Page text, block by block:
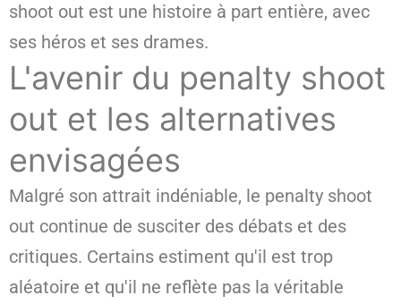
shoot out est une histoire à part entière, avec
ses héros et ses drames.
L'avenir du penalty shoot
out et les alternatives
envisagées
Malgré son attrait indéniable, le penalty shoot
out continue de susciter des débats et des
critiques. Certains estiment qu'il est trop
aléatoire et qu'il ne reflète pas la véritable